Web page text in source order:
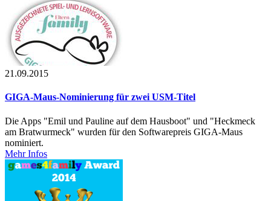
21.09.2015
GIGA-Maus-Nominierung für zwei USM-Titel
Die Apps "Emil und Pauline auf dem Hausboot" und "Heckmeck
am Bratwurmeck" wurden für den Softwarepreis GIGA-Maus
nominiert.
Mehr Infos